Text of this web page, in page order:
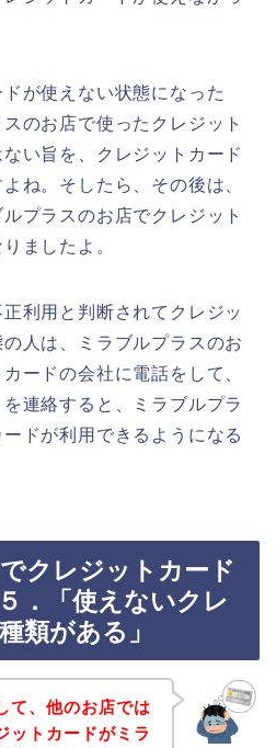
が使えない状態になった
のお店で使ったクレジット
い旨を、クレジットカード
ね。そしたら、その後は、
プラスのお店でクレジット
ましたよ。
利用と判断されてクレジッ
人は、ミラブルプラスのお
ードの会社に電話をして、
を連絡すると、ミラブルプラ
ドが利用できるようになる
クレジットカード
．「使えないクレ
類がある」
て、他のお店では
ットカードがミラ